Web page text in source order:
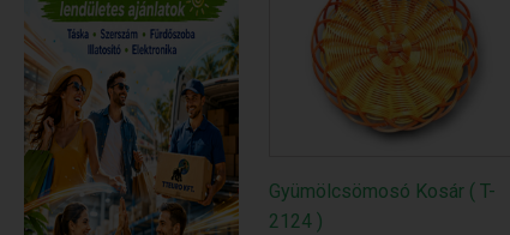
Gyümölcsömosó Kosár ( T-
2124 )